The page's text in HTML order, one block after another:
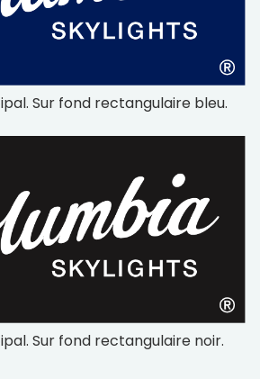
Sur fond rectangulaire bleu.
Sur fond rectangulaire noir.